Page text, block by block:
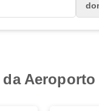
Aeroporto